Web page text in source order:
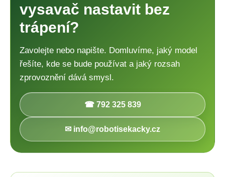
vysavač nastavit bez
trápení?
Zavolejte nebo napište. Domluvíme, jaký model
řešíte, kde se bude používat a jaký rozsah
zprovoznění dává smysl.
☎ 792 325 839
✉ info@robotisekacky.cz